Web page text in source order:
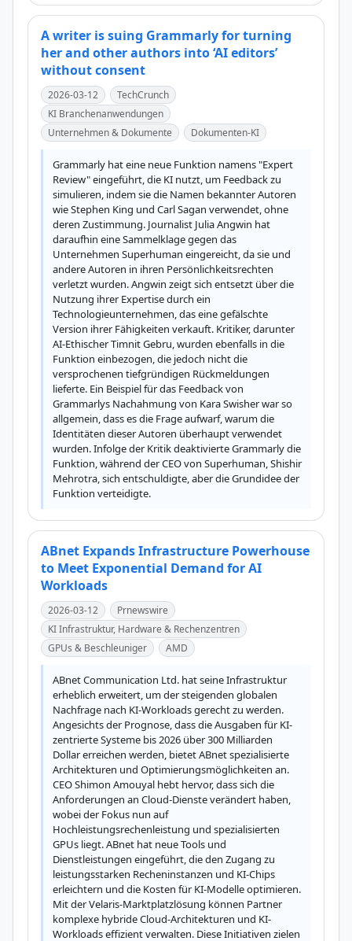
A writer is suing Grammarly for turning
her and other authors into ‘AI editors’
without consent
2026-03-12
TechCrunch
KI Branchenanwendungen
Unternehmen & Dokumente
Dokumenten-KI
Grammarly hat eine neue Funktion namens "Expert
Review" eingeführt, die KI nutzt, um Feedback zu
simulieren, indem sie die Namen bekannter Autoren
wie Stephen King und Carl Sagan verwendet, ohne
deren Zustimmung. Journalist Julia Angwin hat
daraufhin eine Sammelklage gegen das
Unternehmen Superhuman eingereicht, da sie und
andere Autoren in ihren Persönlichkeitsrechten
verletzt wurden. Angwin zeigt sich entsetzt über die
Nutzung ihrer Expertise durch ein
Technologieunternehmen, das eine gefälschte
Version ihrer Fähigkeiten verkauft. Kritiker, darunter
AI-Ethischer Timnit Gebru, wurden ebenfalls in die
Funktion einbezogen, die jedoch nicht die
versprochenen tiefgründigen Rückmeldungen
lieferte. Ein Beispiel für das Feedback von
Grammarlys Nachahmung von Kara Swisher war so
allgemein, dass es die Frage aufwarf, warum die
Identitäten dieser Autoren überhaupt verwendet
wurden. Infolge der Kritik deaktivierte Grammarly die
Funktion, während der CEO von Superhuman, Shishir
Mehrotra, sich entschuldigte, aber die Grundidee der
Funktion verteidigte.
ABnet Expands Infrastructure Powerhouse
to Meet Exponential Demand for AI
Workloads
2026-03-12
Prnewswire
KI Infrastruktur, Hardware & Rechenzentren
GPUs & Beschleuniger
AMD
ABnet Communication Ltd. hat seine Infrastruktur
erheblich erweitert, um der steigenden globalen
Nachfrage nach KI-Workloads gerecht zu werden.
Angesichts der Prognose, dass die Ausgaben für KI-
zentrierte Systeme bis 2026 über 300 Milliarden
Dollar erreichen werden, bietet ABnet spezialisierte
Architekturen und Optimierungsmöglichkeiten an.
CEO Shimon Amouyal hebt hervor, dass sich die
Anforderungen an Cloud-Dienste verändert haben,
wobei der Fokus nun auf
Hochleistungsrechenleistung und spezialisierten
GPUs liegt. ABnet hat neue Tools und
Dienstleistungen eingeführt, die den Zugang zu
leistungsstarken Recheninstanzen und KI-Chips
erleichtern und die Kosten für KI-Modelle optimieren.
Mit der Velaris-Marktplatzlösung können Partner
komplexe hybride Cloud-Architekturen und KI-
Workloads effizient verwalten. Diese Initiativen zielen